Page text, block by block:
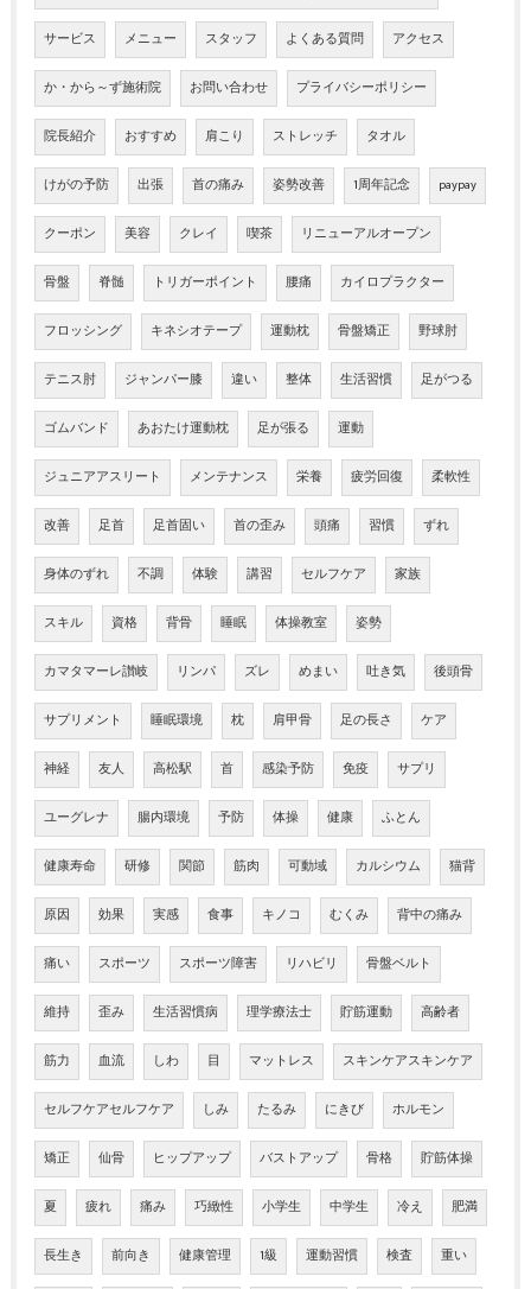
サービス メニュー スタッフ よくある質問 アクセス
か・から～ず施術院 お問い合わせ プライバシーポリシー
院長紹介 おすすめ 肩こり ストレッチ タオル
けがの予防 出張 首の痛み 姿勢改善 1周年記念 paypay
クーポン 美容 クレイ 喫茶 リニューアルオープン
骨盤 脊髄 トリガーポイント 腰痛 カイロプラクター
フロッシング キネシオテープ 運動枕 骨盤矯正 野球肘
テニス肘 ジャンパー膝 違い 整体 生活習慣 足がつる
ゴムバンド あおたけ運動枕 足が張る 運動
ジュニアアスリート メンテナンス 栄養 疲労回復 柔軟性
改善 足首 足首固い 首の歪み 頭痛 習慣 ずれ
身体のずれ 不調 体験 講習 セルフケア 家族
スキル 資格 背骨 睡眠 体操教室 姿勢
カマタマーレ讃岐 リンパ ズレ めまい 吐き気 後頭骨
サプリメント 睡眠環境 枕 肩甲骨 足の長さ ケア
神経 友人 高松駅 首 感染予防 免疫 サプリ
ユーグレナ 腸内環境 予防 体操 健康 ふとん
健康寿命 研修 関節 筋肉 可動域 カルシウム 猫背
原因 効果 実感 食事 キノコ むくみ 背中の痛み
痛い スポーツ スポーツ障害 リハビリ 骨盤ベルト
維持 歪み 生活習慣病 理学療法士 貯筋運動 高齢者
筋力 血流 しわ 目 マットレス スキンケアスキンケア
セルフケアセルフケア しみ たるみ にきび ホルモン
矯正 仙骨 ヒップアップ バストアップ 骨格 貯筋体操
夏 疲れ 痛み 巧緻性 小学生 中学生 冷え 肥満
長生き 前向き 健康管理 1級 運動習慣 検査 重い